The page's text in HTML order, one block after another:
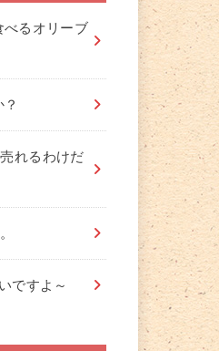
べるオリーブ
れるわけだ
ですよ～